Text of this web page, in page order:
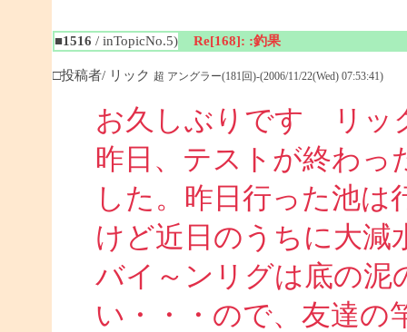
■1516 / inTopicNo.5) Re[168]: :釣果
□投稿者/ リック 超 アングラー(181回)-(2006/11/22(Wed) 07:53:41)
お久しぶりです リッ
昨日、テストが終わっ
した。昨日行った池
けど近日のうちに大減
バイ～ンリグは底の泥
い・・・ので、友達の